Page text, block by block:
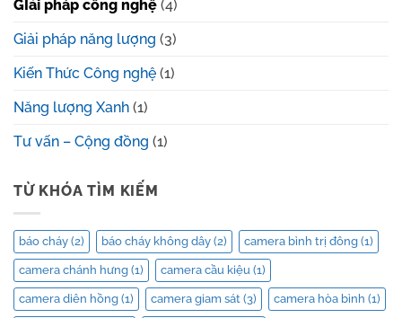
GIải pháp công nghệ (4)
Giải pháp năng lượng (3)
Kiến Thức Công nghệ (1)
Năng lượng Xanh (1)
Tư vấn – Cộng đồng (1)
TỪ KHÓA TÌM KIẾM
báo cháy (2) báo cháy không dây (2) camera bình trị đông (1)
camera chánh hưng (1) camera cầu kiệu (1)
camera diên hồng (1) camera giam sát (3) camera hòa bình (1)